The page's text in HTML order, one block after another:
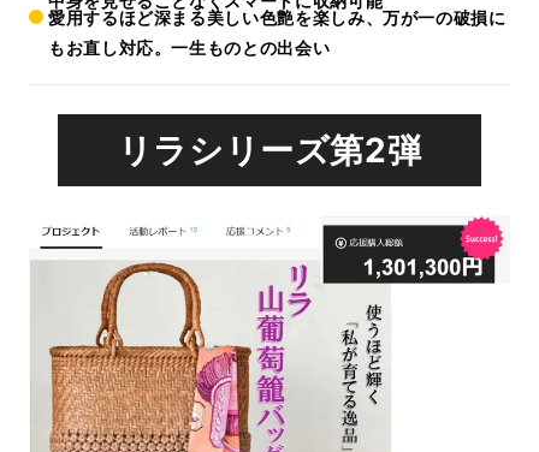
愛用するほど深まる美しい色艶を楽しみ、万が一の破損に
もお直し対応。一生ものとの出会い
リラシリーズ第2弾